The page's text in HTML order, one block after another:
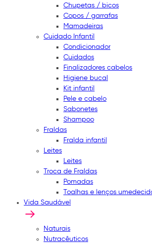
Chupetas / bicos
Copos / garrafas
Mamadeiras
Cuidado Infantil
Condicionador
Cuidados
Finalizadores cabelos
Higiene bucal
Kit infantil
Pele e cabelo
Sabonetes
Shampoo
Fraldas
Fralda infantil
Leites
Leites
Troca de Fraldas
Pomadas
Toalhas e lenços
Vida Saudável
Naturais
Nutracêuticos